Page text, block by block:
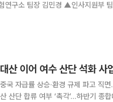
▲인사지원부 팀장 김대의 ◇3급 승진 ▲김은애 ▲김지
중국 자급률 상승·환경 규제 파고 직
산 산단 합류 여부 ‘촉각’…하반기 종합대책 ‘부활 분수령 대산에